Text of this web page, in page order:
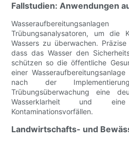
Fallstudien: Anwendungen
Trübungsanalysatoren, um die
Wassers zu überwachen.
dass das Wasser den
schützen so die öffentliche
einer
nach der
Trübungsüberwachung eine
Wasserklarheit und
Kontaminationsvorfällen.
Landwirtschafts- und